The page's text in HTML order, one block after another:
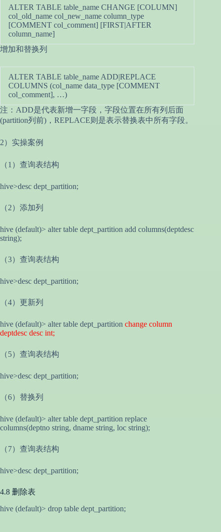
ALTER TABLE table_name CHANGE [COLUMN]
col_old_name col_new_name column_type
[COMMENT col_comment] [FIRST|AFTER
column_name]
增加和替换列
ALTER TABLE table_name ADD|REPLACE
COLUMNS (col_name data_type [COMMENT
col_comment], …)
注：ADD是代表新增一字段，字段位置在所有列后面
(partition列前)，REPLACE则是表示替换表中所有字段。
2）实操案例
（1）查询表结构
hive>desc dept_partition;
（2）添加列
hive (default)> alter table dept_partition add columns(deptdesc
string);
（3）查询表结构
hive>desc dept_partition;
（4）更新列
hive (default)> alter table dept_partition change column
deptdesc desc int;
（5）查询表结构
hive>desc dept_partition;
（6）替换列
hive (default)> alter table dept_partition replace
columns(deptno string, dname string, loc string);
（7）查询表结构
hive>desc dept_partition;
4.8 删除表
hive (default)> drop table dept_partition;